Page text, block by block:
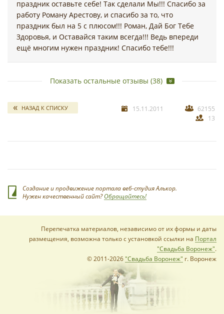
праздник оставьте себе! Так сделали Мы!!! Спасибо за
работу Роману Арестову, и спасибо за то, что
праздник был на 5 с плюсом!!! Роман, Дай Бог Тебе
Здоровья, и Оставайся таким всегда!!! Ведь впереди
ещё многим нужен праздник! Спасибо тебе!!!
Показать остальные отзывы (38)
НАЗАД К СПИСКУ 15.11.2011
62155
13
Создание и продвижение портала веб-студия Алькор.
Нужен качественный сайт?Обращайтесь!
Перепечатка материалов, независимо от их формы и даты
размещения, возможна только с установкой ссылки на Портал
"Свадьба Воронеж".
© 2011-2026"Свадьба Воронеж" г. Воронеж